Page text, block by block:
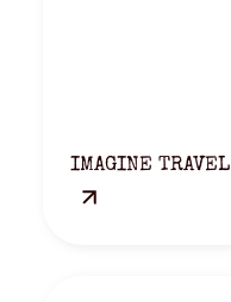
IMAGINE TRAVEL